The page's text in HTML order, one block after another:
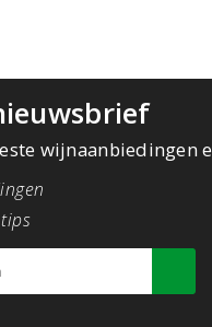
wijnaanbiedingen